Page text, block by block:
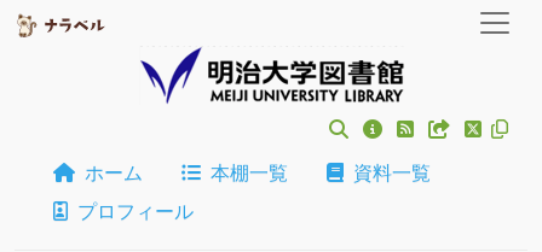
ホーム 本棚一覧
資料一覧
プロフィール